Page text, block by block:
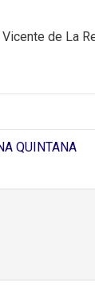
de La
QUINTANA